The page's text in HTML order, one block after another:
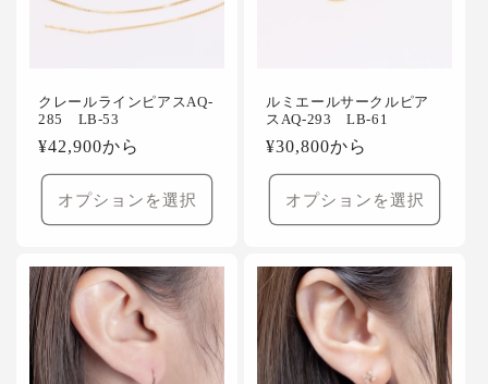
クレールラインピアスAQ-
285 LB-53
通
常
格
¥42,900から
オプションを選択
ルミエールサークルピア
スAQ-293 LB-61
通
常
格
¥30,800から
オプションを選択